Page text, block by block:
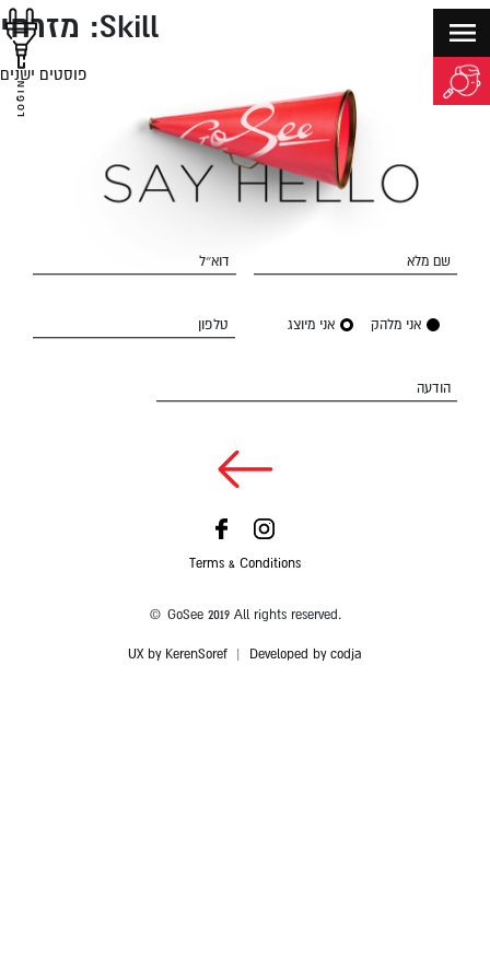
LOGIN
Skill: מזרחי
ניווט פוסטים ישנים
שם מלא דוא״ל
אני מלהק אני מיוצג טלפון
הודעה
Terms & Conditions
© GoSee 2019 All rights reserved.
UX by KerenSoref Developed by codja